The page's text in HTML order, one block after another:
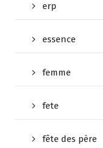
erp
essence
femme
fete
fête des père